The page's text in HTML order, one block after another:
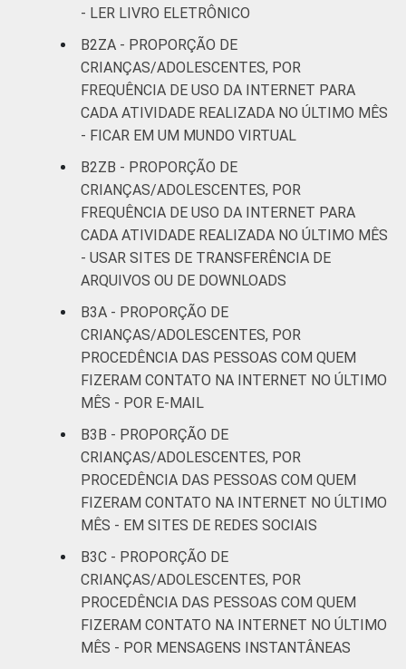
- LER LIVRO ELETRÔNICO
B2ZA - PROPORÇÃO DE
CRIANÇAS/ADOLESCENTES, POR
FREQUÊNCIA DE USO DA INTERNET PARA
CADA ATIVIDADE REALIZADA NO ÚLTIMO MÊS
- FICAR EM UM MUNDO VIRTUAL
B2ZB - PROPORÇÃO DE
CRIANÇAS/ADOLESCENTES, POR
FREQUÊNCIA DE USO DA INTERNET PARA
CADA ATIVIDADE REALIZADA NO ÚLTIMO MÊS
- USAR SITES DE TRANSFERÊNCIA DE
ARQUIVOS OU DE DOWNLOADS
B3A - PROPORÇÃO DE
CRIANÇAS/ADOLESCENTES, POR
PROCEDÊNCIA DAS PESSOAS COM QUEM
FIZERAM CONTATO NA INTERNET NO ÚLTIMO
MÊS - POR E-MAIL
B3B - PROPORÇÃO DE
CRIANÇAS/ADOLESCENTES, POR
PROCEDÊNCIA DAS PESSOAS COM QUEM
FIZERAM CONTATO NA INTERNET NO ÚLTIMO
MÊS - EM SITES DE REDES SOCIAIS
B3C - PROPORÇÃO DE
CRIANÇAS/ADOLESCENTES, POR
PROCEDÊNCIA DAS PESSOAS COM QUEM
FIZERAM CONTATO NA INTERNET NO ÚLTIMO
MÊS - POR MENSAGENS INSTANTÂNEAS